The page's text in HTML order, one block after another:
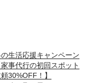
生活応援キャンペーン
家事代行の初回スポット
30%OFF！】